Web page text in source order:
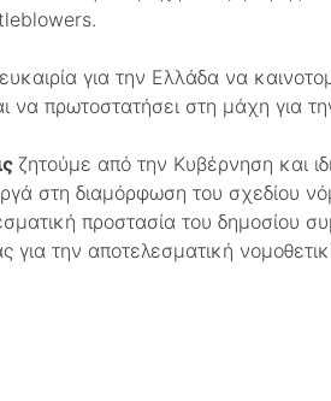
για την Ελλάδα να
πρωτοστατήσει στη μάχη για
ζητούμε από την Κυβέρνηση και
στη διαμόρφωση του σχεδίου
προστασία του δημοσίου
για την αποτελεσματική